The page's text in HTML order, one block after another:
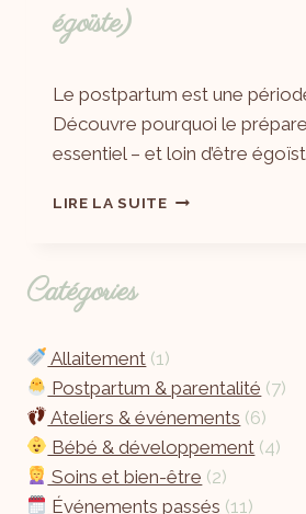
égoïste)
Laëtitia
Le postpartum est une
Découvre pourquoi le
essentiel – et loin d’être
LIRE LA SUITE
Catégories
Allaitement (1)
Postpartum & parentalité (7)
Ateliers & événements (6)
Bébé & développement (4)
Soins et bien-être (2)
Événements passés (11)